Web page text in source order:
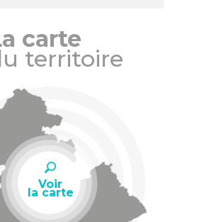
carte
territoire
Voir
la carte